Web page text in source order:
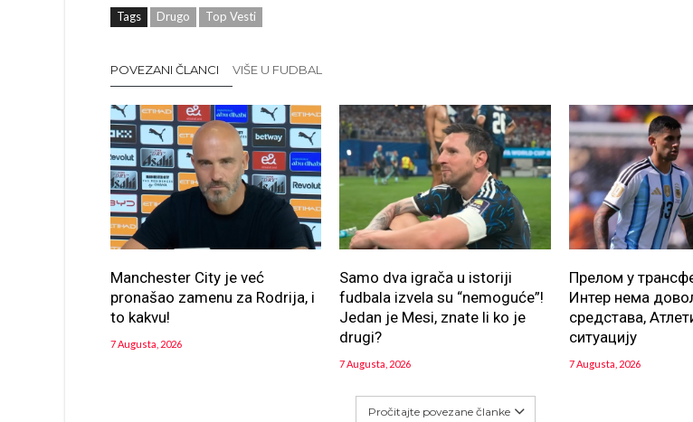
Tags Drugo Top Vesti
POVEZANI ČLANCI VIŠE U FUDBAL
Manchester City je već
pronašao zamenu za Rodrija, i
to kakvu!
7 Augusta, 2026
Samo dva igrača u istoriji
fudbala izvela su “nemoguće”!
Jedan je Mesi, znate li ko je
drugi?
7 Augusta, 2026
Прелом у
Интер нема
средстава,
ситуацију
7 Augusta, 2026
Pročitajte povezane članke